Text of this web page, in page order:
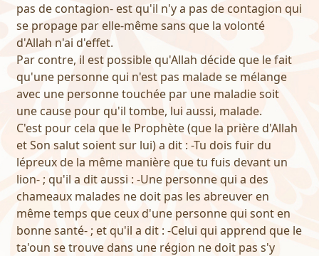
pas de contagion- est qu'il n'y a pas de contagion qui
se propage par elle-même sans que la volonté
d'Allah n'ai d'effet.
Par contre, il est possible qu'Allah décide que le fait
qu'une personne qui n'est pas malade se mélange
avec une personne touchée par une maladie soit
une cause pour qu'il tombe, lui aussi, malade.
C'est pour cela que le Prophète (que la prière d'Allah
et Son salut soient sur lui) a dit : -Tu dois fuir du
lépreux de la même manière que tu fuis devant un
lion- ; qu'il a dit aussi : -Une personne qui a des
chameaux malades ne doit pas les abreuver en
même temps que ceux d'une personne qui sont en
bonne santé- ; et qu'il a dit : -Celui qui apprend que le
ta'oun se trouve dans une région ne doit pas s'y